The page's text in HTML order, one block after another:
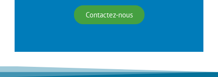
Contactez-nous